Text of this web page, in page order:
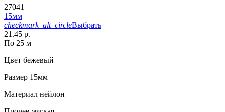
27041
15мм
checkmark_alt_circleВыбрать
21.45 р.
По 25 м
Цвет бежевый
Размер 15мм
Материал нейлон